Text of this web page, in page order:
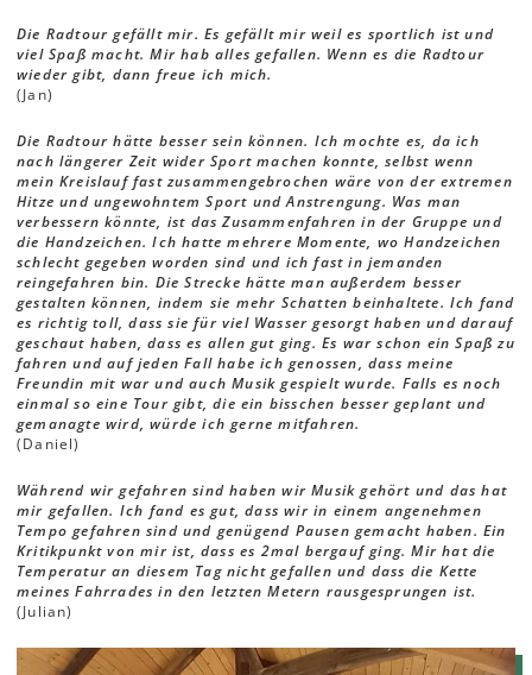
Die Radtour gefällt mir. Es gefällt mir weil es sportlich ist und
viel Spaß macht. Mir hab alles gefallen. Wenn es die Radtour
wieder gibt, dann freue ich mich.
(Jan)
Die Radtour hätte besser sein können. Ich mochte es, da ich
nach längerer Zeit wider Sport machen konnte, selbst wenn
mein Kreislauf fast zusammengebrochen wäre von der extremen
Hitze und ungewohntem Sport und Anstrengung. Was man
verbessern könnte, ist das Zusammenfahren in der Gruppe und
die Handzeichen. Ich hatte mehrere Momente, wo Handzeichen
schlecht gegeben worden sind und ich fast in jemanden
reingefahren bin. Die Strecke hätte man außerdem besser
gestalten können, indem sie mehr Schatten beinhaltete. Ich fand
es richtig toll, dass sie für viel Wasser gesorgt haben und darauf
geschaut haben, dass es allen gut ging. Es war schon ein Spaß zu
fahren und auf jeden Fall habe ich genossen, dass meine
Freundin mit war und auch Musik gespielt wurde. Falls es noch
einmal so eine Tour gibt, die ein bisschen besser geplant und
gemanagte wird, würde ich gerne mitfahren.
(Daniel)
Während wir gefahren sind haben wir Musik gehört und das hat
mir gefallen. Ich fand es gut, dass wir in einem angenehmen
Tempo gefahren sind und genügend Pausen gemacht haben. Ein
Kritikpunkt von mir ist, dass es 2mal bergauf ging. Mir hat die
Temperatur an diesem Tag nicht gefallen und dass die Kette
meines Fahrrades in den letzten Metern rausgesprungen ist.
(Julian)